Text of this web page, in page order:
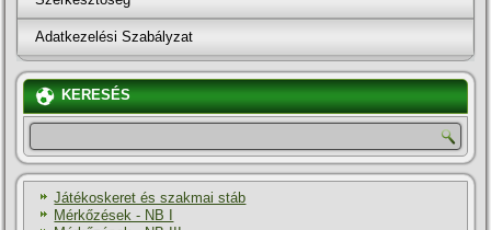
Adatkezelési Szabályzat
KERESÉS
Játékoskeret és szakmai stáb
Mérkőzések - NB I